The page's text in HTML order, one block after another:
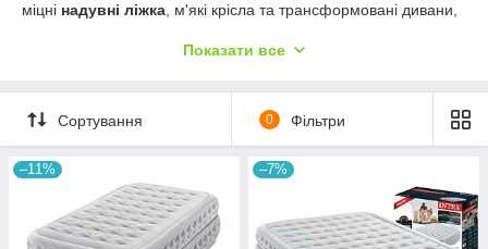
міцні надувні ліжка , м'які крісла та трансформовані дивани,
повноцінний відпочинок. Ви легко зможете
оселі чи заміського будинку, даруючи радість і затишок усій
родині!
Показати все
Сортування 0 Фільтри
–11% –7%